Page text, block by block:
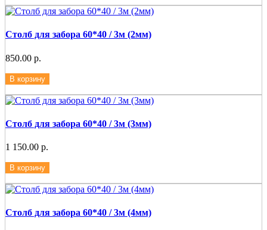
Столб для забора 60*40 / 3м (2мм)
850.00 р.
В корзину
Столб для забора 60*40 / 3м (3мм)
1 150.00 р.
В корзину
Столб для забора 60*40 / 3м (4мм)